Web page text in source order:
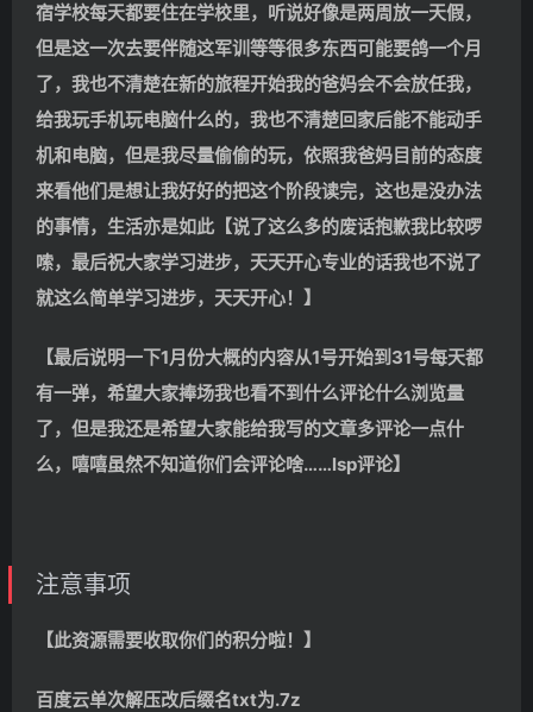
宿学校每天都要住在学校里，听说好像是两周放一天假，
但是这一次去要伴随这军训等等很多东西可能要鸽一个月
了，我也不清楚在新的旅程开始我的爸妈会不会放任我，
给我玩手机玩电脑什么的，我也不清楚回家后能不能动手
机和电脑，但是我尽量偷偷的玩，依照我爸妈目前的态度
来看他们是想让我好好的把这个阶段读完，这也是没办法
的事情，生活亦是如此【说了这么多的废话抱歉我比较啰
嗦，最后祝大家学习进步，天天开心专业的话我也不说了
就这么简单学习进步，天天开心！】
【最后说明一下1月份大概的内容从1号开始到31号每天都
有一弹，希望大家捧场我也看不到什么评论什么浏览量
了，但是我还是希望大家能给我写的文章多评论一点什
么，嘻嘻虽然不知道你们会评论啥……lsp评论】
注意事项
【此资源需要收取你们的积分啦！】
百度云单次解压改后缀名txt为.7z